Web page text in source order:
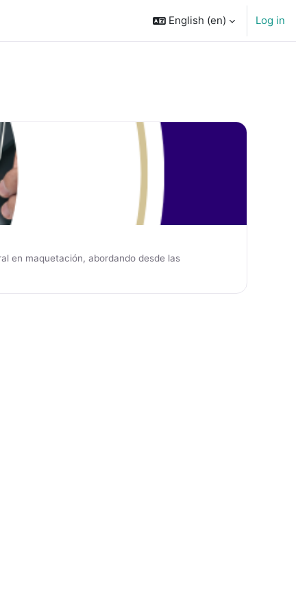
English ‎(en)‎ Log in
en maquetación, abordando desde las